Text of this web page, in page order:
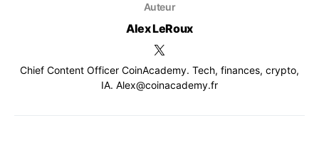
Auteur
Alex LeRoux
Chief Content Officer CoinAcademy. Tech, finances, crypto,
IA. Alex@coinacademy.fr